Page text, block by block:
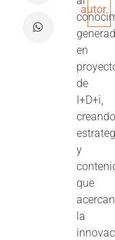
en
de
I+D+i,
y
que
acercan
la
autor